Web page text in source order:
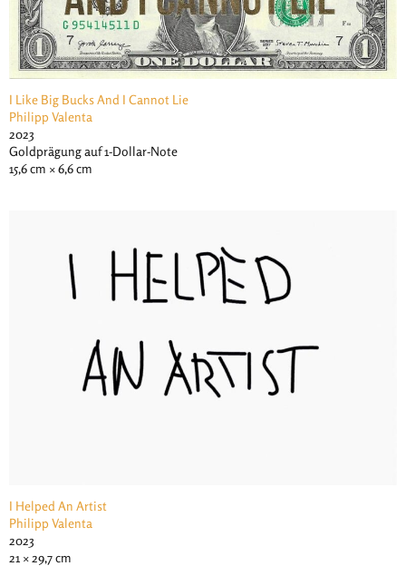
I Like Big Bucks And I Cannot Lie
Philipp Valenta
2023
Goldprägung auf 1-Dollar-Note
15,6 cm × 6,6 cm
I Helped An Artist
Philipp Valenta
2023
21 × 29,7 cm